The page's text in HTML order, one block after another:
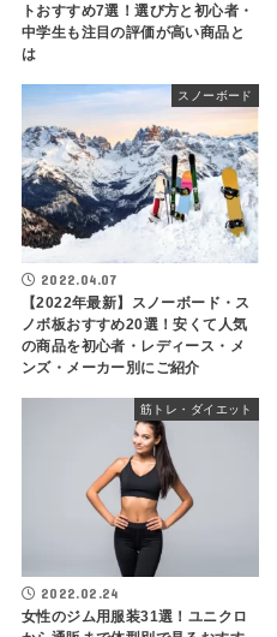
トおすすめ7選！選び方と初心者・
中学生も注目の評価が高い商品と
は
スノーボード
2022.04.07
【2022年最新】スノーボード・ス
ノボ板おすすめ20選！安くて人気
の商品を初心者・レディース・メ
ンズ・メーカー別にご紹介
筋トレ・ダイエット
2022.02.24
女性のジム用服装31選！ユニクロ